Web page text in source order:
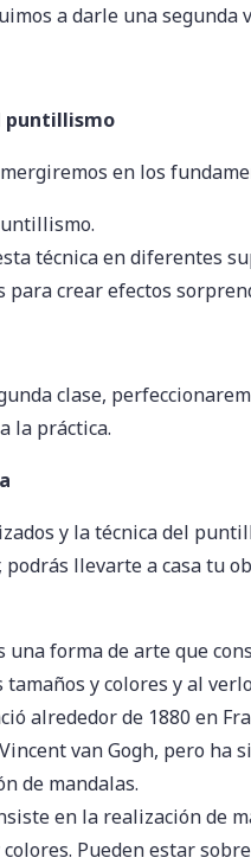
a darle una segunda
puntillismo
en los
técnica en diferentes
para crear efectos
clase,
la práctica.
y la técnica del
llevarte a casa tu
una forma de arte que
y colores y al
alrededor de 1880 en
van Gogh, pero ha
de mandalas.
en la realización de
Pueden estar